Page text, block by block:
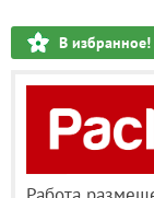
В избранное!